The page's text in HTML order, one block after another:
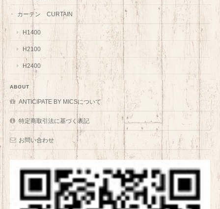
カーテン CURTAIN
H1400
H2100
H2400
ABOUT
ANTICIPATE BY MICSについて
特定商取引法に基づく表記
お問い合わせ